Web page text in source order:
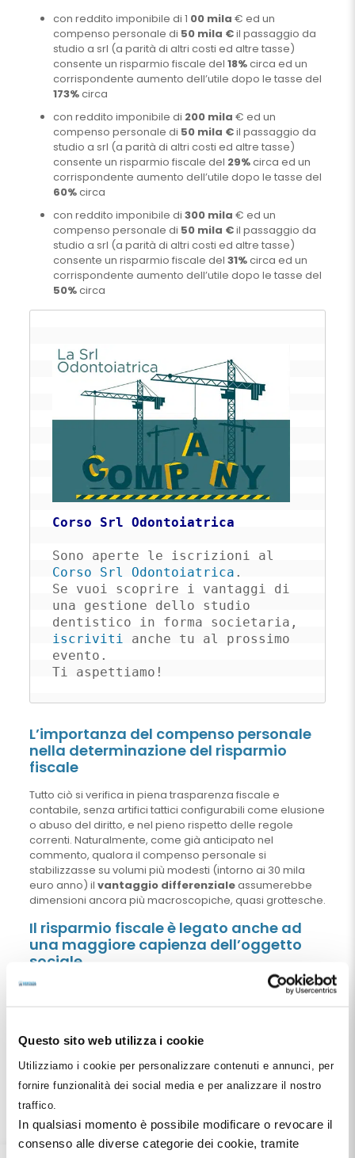
Questo sito web utilizza i cookie
Utilizziamo i cookie per personalizzare contenuti e annunci, per
fornire funzionalità dei social media e per analizzare il nostro
traffico.
In qualsiasi momento è possibile modificare o revocare il
consenso alle diverse categorie dei cookie, tramite
con reddito imponibile di 1 00 mila € ed un
compenso personale di 50 mila €il passaggio da
studio a srl (a parità di altri costi ed altre tasse)
consente un risparmio fiscale del 18%circa ed un
corrispondente aumento dell’utile dopo le tasse del
173%circa
con reddito imponibile di 200 mila € ed un
compenso personale di 50 mila €il passaggio da
studio a srl (a parità di altri costi ed altre tasse)
consente un risparmio fiscale del 29%circa ed un
corrispondente aumento dell’utile dopo le tasse del
60%circa
con reddito imponibile di 300 mila € ed un
compenso personale di 50 mila €il passaggio da
studio a srl (a parità di altri costi ed altre tasse)
consente un risparmio fiscale del 31%circa ed un
corrispondente aumento dell’utile dopo le tasse del
50%circa
Corso Srl Odontoiatrica
Corso Srl Odontoiatrica .
Se vuoi scoprire i vantaggi di
una gestione dello studio
iscriviti anche tu al prossimo
evento.
Ti aspettiamo!
L’importanza del compenso personale
nella determinazione del risparmio
fiscale
Tutto ciò si verifica in piena trasparenza fiscale e
contabile, senza artifici tattici configurabili come elusione
o abuso del diritto, e nel pieno rispetto delle regole
correnti. Naturalmente, come già anticipato nel
commento, qualora il compenso personale si
stabilizzasse su volumi più modesti (intorno ai 30 mila
euro anno) il vantaggio differenzialeassumerebbe
dimensioni ancora più macroscopiche, quasi grottesche.
Il risparmio fiscale è legato anche ad
una maggiore capienza dell’oggetto
sociale
Ci sarebbero molti altri ambiti da esplorare nella
detrazioni, come la possibilità di erogare compensi agli
amministratori, come l’incidenza dei contributi
previdenziali obbligatori, tutte questioni che
meriterebbero una trattazione a parte ed esaustiva.
Ripeto ancora una volta: i nostri competitors (catene,
franchising e anche gli abusivi) tutte queste cose le
sanno. La loro capacità di reinvestire annualmente in
attrezzature e personale il doppio o il triplo di un comune